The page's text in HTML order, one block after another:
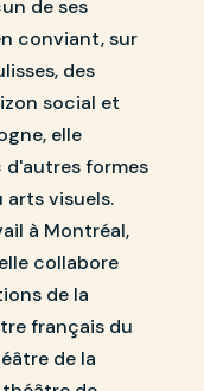
de ses
conviant, sur
des
social et
elle
d'autres formes
arts visuels.
à Montréal,
collabore
de la
français du
de la